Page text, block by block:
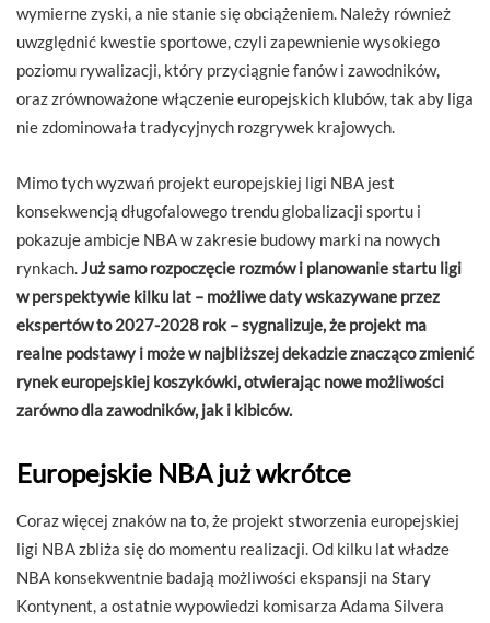
wymierne zyski, a nie stanie się obciążeniem. Należy również
uwzględnić kwestie sportowe, czyli zapewnienie wysokiego
poziomu rywalizacji, który przyciągnie fanów i zawodników,
oraz zrównoważone włączenie europejskich klubów, tak aby liga
nie zdominowała tradycyjnych rozgrywek krajowych.
Mimo tych wyzwań projekt europejskiej ligi NBA jest
konsekwencją długofalowego trendu globalizacji sportu i
pokazuje ambicje NBA w zakresie budowy marki na nowych
rynkach.Już samo rozpoczęcie rozmów i planowanie startu ligi
w perspektywie kilku lat – możliwe daty wskazywane przez
ekspertów to 2027-2028 rok – sygnalizuje, że projekt ma
realne podstawy i może w najbliższej dekadzie znacząco zmienić
rynek europejskiej koszykówki, otwierając nowe możliwości
zarówno dla zawodników, jak i kibiców.
Europejskie NBA już wkrótce
Coraz więcej znaków na to, że projekt stworzenia europejskiej
ligi NBA zbliża się do momentu realizacji. Od kilku lat władze
NBA konsekwentnie badają możliwości ekspansji na Stary
Kontynent, a ostatnie wypowiedzi komisarza Adama Silvera